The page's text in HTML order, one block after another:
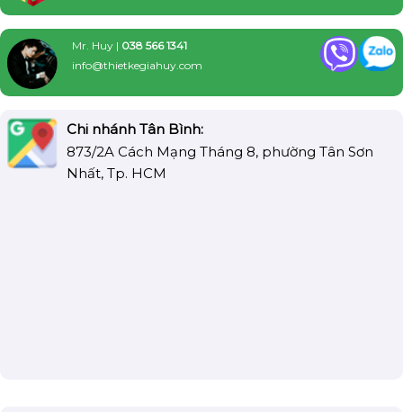
Mr. Huy | 038 566 1341
info@thietkegiahuy.com
Chi nhánh Tân Bình:
873/2A Cách Mạng Tháng 8, phường Tân Sơn
Nhất, Tp. HCM